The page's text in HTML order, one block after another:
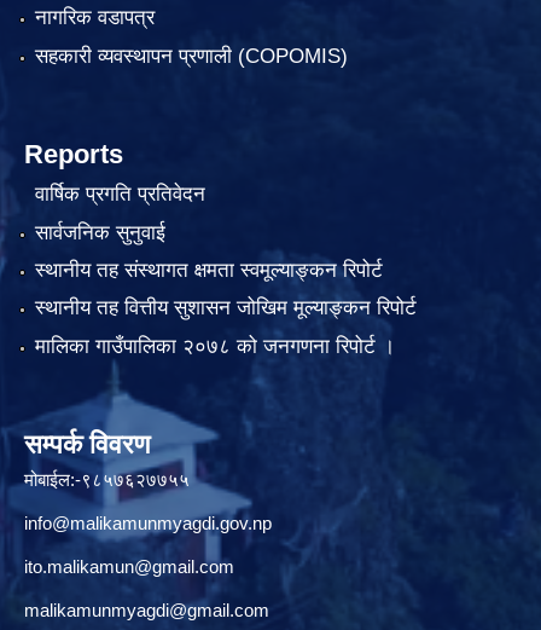
नागरिक वडापत्र
सहकारी व्यवस्थापन प्रणाली (COPOMIS)
Reports
वार्षिक प्रगति प्रतिवेदन
सार्वजनिक सुनुवाई
स्थानीय तह संस्थागत क्षमता स्वमूल्याङ्कन रिपोर्ट
स्थानीय तह वित्तीय सुशासन जोखिम मूल्याङ्कन रिपोर्ट
मालिका गाउँपालिका २०७८ को जनगणना रिपोर्ट ।
सम्पर्क विवरण
मोबाईल:-९८५७६२७७५५
info@malikamunmyagdi.gov.np
ito.malikamun@gmail.com
malikamunmyagdi@gmail.com